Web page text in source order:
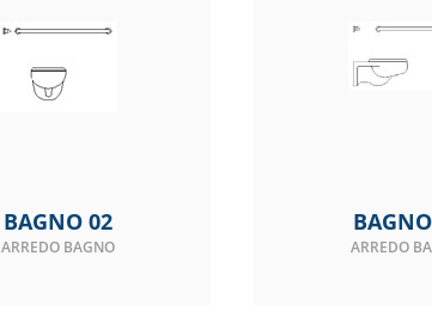
BAGNO 02
ARREDO BAGNO ARREDO